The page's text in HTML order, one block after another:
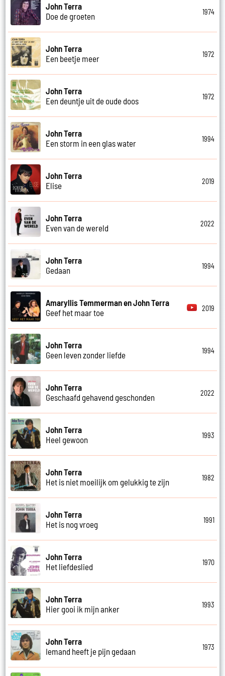
John Terra
Doe de groeten
1974
John Terra
Een beetje meer
1972
John Terra
Een deuntje uit de oude doos
1972
John Terra
Een storm in een glas water
1994
John Terra
Elise
2019
John Terra
Even van de wereld
2022
John Terra
Gedaan
1994
Amaryllis Temmerman en John Terra
Geef het maar toe
2019
John Terra
Geen leven zonder liefde
1994
John Terra
Geschaafd gehavend geschonden
2022
John Terra
Heel gewoon
1993
John Terra
Het is niet moeilijk om gelukkig te zijn
1982
John Terra
Het is nog vroeg
1991
John Terra
Het liefdeslied
1970
John Terra
Hier gooi ik mijn anker
1993
John Terra
Iemand heeft je pijn gedaan
1973